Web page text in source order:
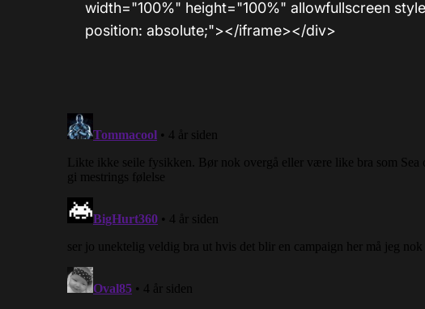
width="100%" height="100%" allowfullscreen
position: absolute;"></iframe></div>